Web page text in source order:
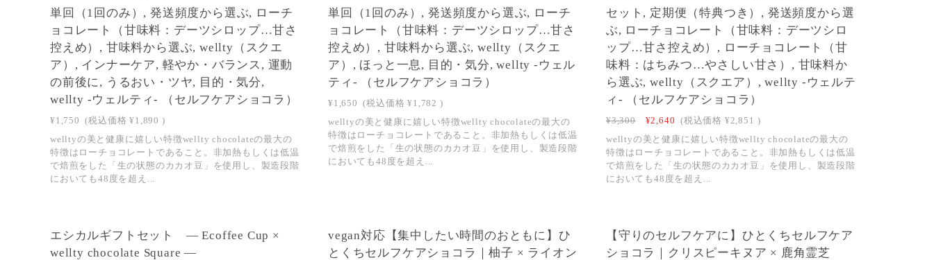
単回（1回のみ）, 発送頻度から選ぶ, ローチ
ョコレート（甘味料：デーツシロップ…甘さ
控えめ）, 甘味料から選ぶ, wellty（スクエ
ア）, インナーケア, 軽やか・バランス, 運動
の前後に, うるおい・ツヤ, 目的・気分,
wellty -ウェルティ- （セルフケアショコラ）
¥1,750 (税込価格 ¥1,890 )
welltyの美と健康に嬉しい特徴wellty chocolateの最大の
特徴はローチョコレートであること。非加熱もしくは低温
で焙煎をした「生の状態のカカオ豆」を使用し、製造段階
においても48度を超え...
単回（1回のみ）, 発送頻度から選ぶ, ローチ
ョコレート（甘味料：デーツシロップ…甘さ
控えめ）, 甘味料から選ぶ, wellty（スクエ
ア）, ほっと一息, 目的・気分, wellty -ウェル
ティ- （セルフケアショコラ）
¥1,650 (税込価格 ¥1,782 )
welltyの美と健康に嬉しい特徴wellty chocolateの最大の
特徴はローチョコレートであること。非加熱もしくは低温
で焙煎をした「生の状態のカカオ豆」を使用し、製造段階
においても48度を超え...
セット, 定期便（特典つき）, 発送頻度から選
ぶ, ローチョコレート（甘味料：デーツシロ
ップ…甘さ控えめ）, ローチョコレート（甘
味料：はちみつ…やさしい甘さ）, 甘味料か
ら選ぶ, wellty（スクエア）, wellty -ウェルテ
ィ- （セルフケアショコラ）
¥3,300 ¥2,640 (税込価格 ¥2,851 )
welltyの美と健康に嬉しい特徴wellty chocolateの最大の
特徴はローチョコレートであること。非加熱もしくは低温
で焙煎をした「生の状態のカカオ豆」を使用し、製造段階
においても48度を超え...
エシカルギフトセット ― Ecoffee Cup ×
wellty chocolate Square ―
NEW
SOLD OUT
vegan対応【集中したい時間のおともに】ひ
とくちセルフケアショコラ｜柚子 × ライオン
NEW
SOLD OUT
【守りのセルフケアに】ひとくちセルフケア
ショコラ｜クリスピーキヌア × 鹿角霊芝